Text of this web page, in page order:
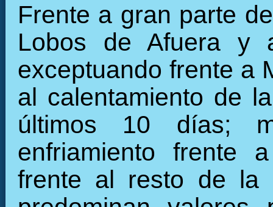
Frente a gran parte
Lobos de Afuera y
exceptuando frente a
al calentamiento de
últimos 10 días;
enfriamiento frente
frente al resto de la